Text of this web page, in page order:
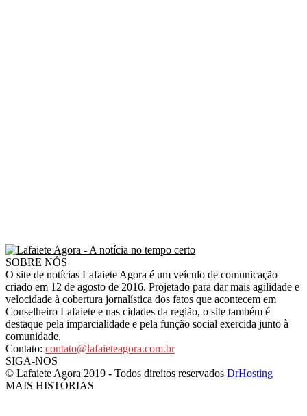
SOBRE NÓS
O site de notícias Lafaiete Agora é um veículo de comunicação
criado em 12 de agosto de 2016. Projetado para dar mais agilidade e
velocidade à cobertura jornalística dos fatos que acontecem em
Conselheiro Lafaiete e nas cidades da região, o site também é
destaque pela imparcialidade e pela função social exercida junto à
comunidade.
Contato: contato@lafaieteagora.com.br
SIGA-NOS
© Lafaiete Agora 2019 - Todos direitos reservados DrHosting
MAIS HISTÓRIAS